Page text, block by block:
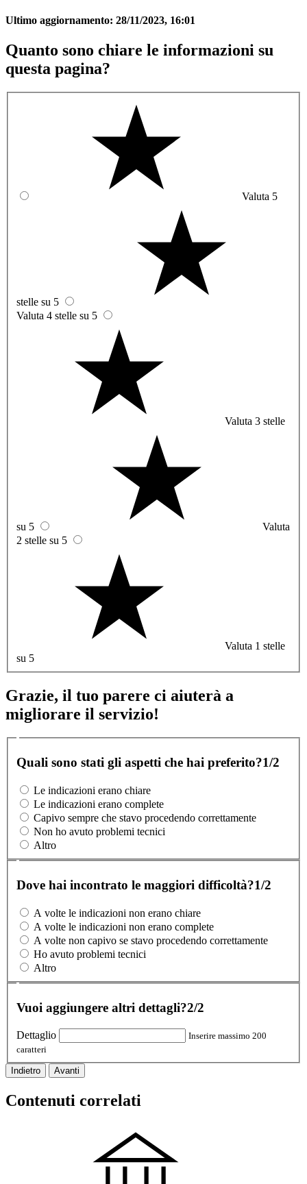
Ultimo aggiornamento: 28/11/2023, 16:01
Quanto sono chiare le informazioni su
questa pagina?
Valuta 5
stelle su 5
Valuta 4 stelle su 5
Valuta 3 stelle
su 5
Valuta
2 stelle su 5
Valuta 1 stelle
su 5
Grazie, il tuo parere ci aiuterà a
migliorare il servizio!
Quali sono stati gli aspetti che hai preferito?1/2
Le indicazioni erano chiare
Le indicazioni erano complete
Capivo sempre che stavo procedendo correttamente
Non ho avuto problemi tecnici
Altro
Dove hai incontrato le maggiori difficoltà?1/2
A volte le indicazioni non erano chiare
A volte le indicazioni non erano complete
A volte non capivo se stavo procedendo correttamente
Ho avuto problemi tecnici
Altro
Vuoi aggiungere altri dettagli?2/2
Dettaglio
Inserire massimo 200
caratteri
Indietro Avanti
Contenuti correlati